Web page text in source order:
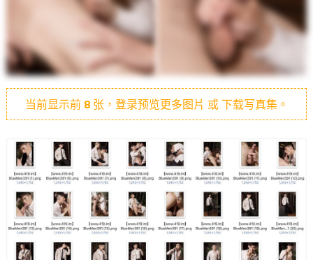
当前显示前 8张，登录预览更多图片 或 下载写真集。